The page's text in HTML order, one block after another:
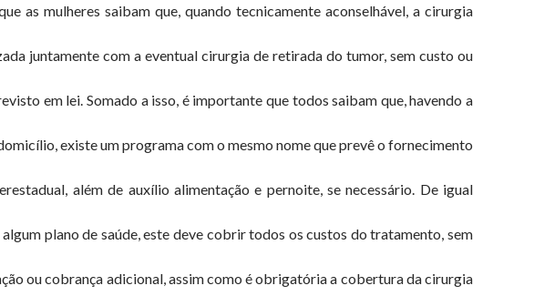
as mulheres saibam que, quando tecnicamente aconselhável, a cirurgia
juntamente com a eventual cirurgia de retirada do tumor, sem custo ou
em lei. Somado a isso, é importante que todos saibam que, havendo a
existe um programa com o mesmo nome que prevê o fornecimento
além de auxílio alimentação e pernoite, se necessário. De igual
plano de saúde, este deve cobrir todos os custos do tratamento, sem
ou cobrança adicional, assim como é obrigatória a cobertura da cirurgia